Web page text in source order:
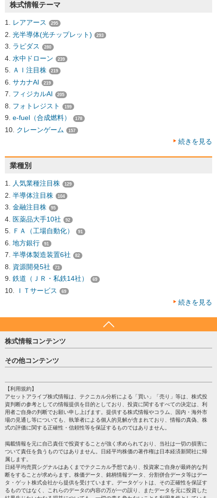
株式情報テーマ
レアアース 295
光半導体(光チップレット) 293
ラピダス 280
水中ドローン 239
ＡＩ注目株 219
サカナAI 219
フィジカルAI 205
フォトレジスト 199
e-fuel（合成燃料） 178
クレーンゲーム 157
続きを見る
業種別
人気業種注目株 129
半導体注目株 104
金融注目株 95
医薬品大手10社 92
ＦＡ（工場自動化） 91
地方銀行 91
半導体製造装置6社 82
資源開発5社 73
鉄道（ＪＲ・私鉄14社） 69
ＩＴサービス 69
続きを見る
株式情報コンテンツ
日経平均
売買シグナル
株テーマ情報
海外市況
投資カレンダー
格付け情報
その他コンテンツ
個人情報保護方針
プライバシーポリシー
会社案内
サイトマップ
過去データ
【利用規約】
アセットアライブ株式情報は、テクニカル分析による「買い」「売り」等は、株式投
資判断の参考としての情報提供を目的としており、投資に関するすべての決定は、利
用者ご自身の判断でお願い申し上げます。提供する株式情報やコラム、国内・海外市
場の見通し等についても、執筆者による個人的見解が含まれており、情報の真偽、株
式の評価に関する正確性・信頼性等を保証するものではありません。
掲載情報を元に自己責任で投資することが強く求められており、当社は一切の損害に
ついて責任を負うものではありません。日経平均株価の著作権は日本経済新聞社に帰
属します。
日経平均売買シグナルはあくまでテクニカル予想であり、投資家ご自身が最終的な判
断をすることが求めらます。株価データ、銘柄情報データ、分割併合データ等はデー
タ・ゲット株式会社から提供を受けています。データゲットは、その正確性を保証す
るものではなく、これらのデータの内容の万が一の誤り、またデータを元に投資した